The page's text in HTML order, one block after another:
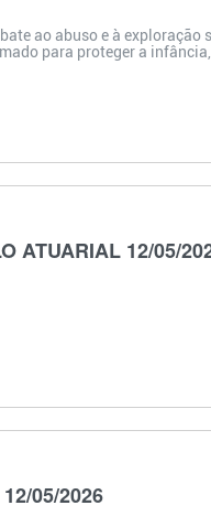
ao abuso e à exploração
para proteger a
ATUARIAL 12/05/
05/2026